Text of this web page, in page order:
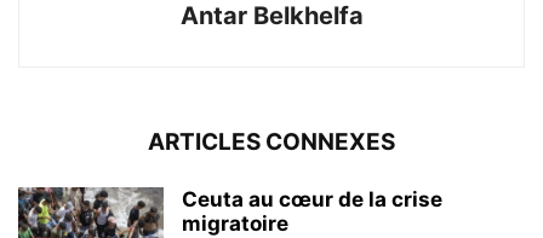
Antar Belkhelfa
ARTICLES CONNEXES
Ceuta au cœur de la crise
migratoire